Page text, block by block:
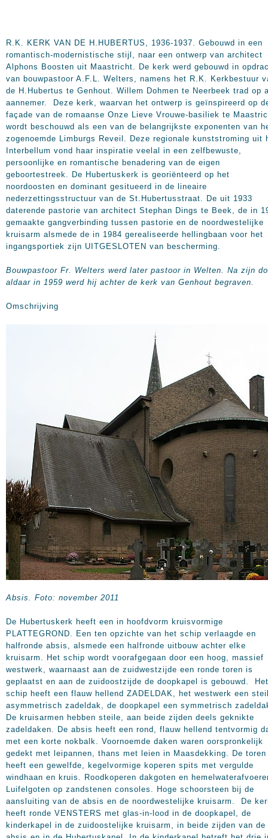
R.K. KERK VAN DE H.HUBERTUS, 1936-1937. Gebouwd in een
romantisch-modernistische stijl, naar een ontwerp van architect
Alphons Boosten uit Maastricht. De kerk werd gebouwd in
van bouwpastoor A.F.L. Welters, namens het R.K. Kerkbestuur
de H.Hubertus te Genhout. Willem Dohmen te Neerbeek trad op
aannemer. Deze kerk, waarvan het ontwerp is geïnspireerd op
façade van de romaanse Onze Lieve Vrouwe-basiliek te
wordt beschouwd als een van de belangrijkste exponenten van
zogenoemde Limburgs Reveil. Deze regionale kunststroming uit
Interbellum vond haar inspiratie veelal in een zelfbewuste,
persoonlijke en romantische benadering van de eigen
geboortestreek. De Hubertuskerk is georiënteerd op het
noordoosten en dominant gesitueerd in de lineaire
nederzettingsstructuur van de St.Hubertusstraat. De uit 1933
daterende pastorie van architect Stephan Dings te Beek, de in
gemaakte gangverbinding tussen pastorie en de noordwestelijke
kruisarm alsmede de in 1984 gerealiseerde hellingbaan voor het
ingangsportiek zijn UITGESLOTEN van bescherming.
Bouwpastoor Fr. Welters werd later pastoor in Welten. Na zijn
aldaar in 1959 werd hij achter de kerk van Genhout begraven.
Omschrijving
Absis. Foto: november 2011
De Hubertuskerk heeft een in hoofdvorm kruisvormige PLATTEGROND. Een ten opzichte van het schip verlaagde en halfronde absis, alsmede een halfronde uitbouw achter elke kruisarm. Het schip wordt voorafgegaan door een hoog, massief westwerk, waarnaast aan de zuidwestzijde een ronde toren is geplaatst en aan de zuidoostzijde de doopkapel is gebouwd. Het schip heeft een flauw hellend ZADELDAK, het westwerk een steil asymmetrisch zadeldak, de doopkapel een symmetrisch zadeldak. De kruisarmen hebben steile, aan beide zijden deels geknikte zadeldaken. De absis heeft een rond, flauw hellend tentvormig dak, met een korte nokbalk. Voornoemde daken waren oorspronkelijk gedekt met leipannen, thans met leien in Maasdekking. De toren heeft een gewelfde, kegelvormige koperen spits met vergulde windhaan en kruis. Roodkoperen dakgoten en hemelwaterafvoeren. Luifelgoten op zandstenen consoles. Hoge schoorsteen bij de aansluiting van de absis en de noordwestelijke kruisarm. De kerk heeft ronde VENSTERS met glas-in-lood in de doopkapel, de kinderkapel in de zuidoostelijke kruisarm, in beide zijden van de absis en in de Hubertuskapel. In de kinderkapel betreft het drie in elkaar geschoven ronde vensters met betonnen traceringen. Hoge, rondboogvormige vensters met glas-in-lood in de absis, in de halfronde uitbouwen van de kruisarmen en in het westwerk. Rondboogvormige galmgaten in de toren. Rechthoekige houten vensters met kleine roedeverdeling in de sacristieën in de noordwestelijke kruisarm. In de eerste laag drie rechthoekige, verticaal ingedeelde houten vensterkozijnen met twaalfruits roedeverdeling per glaspaneel, in de tweede laag drie rechthoekige, twaalfruits houten vensters. Een rechthoekig houten twaalfruits venster in de voormalige jongenssacristie. Houten, uit rabatdelen opgebouwde teakhouten buitenDEUREN met gesmede beslagen, rondboogvormig in het hoofdingangsportiek en rechthoekig in de zij-ingangen. Funderingen en kerkvloeren in gewapend STAMPBETON. Zangkoor, de ringbalken van de toren en de ontlastingsbogen in gewapend beton. Gewelven van steengaas in cementspecie. De kerkvloeren zijn belegd met Noorse leisteen. Houten sacristievloeren. Rustica plint en overstekconsoles in Franse zandsteen. Opgaand metselwerk van exterieur en interieur van in Beek vervaardigde harde, gele BAKSTEEN met grijs-wit voegwerk. Metselwerk in Vlaams verband. Het kerkportiek is grofvol gevoegd en heeft een grof gepleisterd plafond. De overige gevels zijn platvol gevoegd. Uitwendig heeft de kerk een LENGTE van 41 meter, de BREEDTE van het schip, met 300 zitplaatsen, is 13 meter, die van het transept 30 meter. De inwendige HOOGTE tot in de gewelven is 15 meter. Het hoge WESTWERK heeft een centraal geplaatst ingangsportiek, toegankelijk via twee rondbogen met drievoudige rollaag. Vóór de bakstenen kolom, die beide rondbogen draagt, werd in 1955 op een zandstenen console het Hubertusbeeld met hert geplaatst. Dit beeld, uitgevoerd in Duitse tufsteen, werd vervaardigd door Frans Timmermans. Vóór het portiek een drietal traptreden. Centraal in het portiek een rondboogvormige, dubbele houten ingangsdeur met beslag onder een viervoudige rollaag. In de rechter zijwand van het portiek de rondboogvormige houten deur met beslag, welke toegang geeft tot het tochtportaal. In de linker zijwand een rondboogvormige vensternis met vitrinekast. Boven laatstgenoemde deur en de vensternis een drievoudige rollaag. De vlakke zoldering van het portiek is grof gepleisterd. Centraal in de gevel boven het ingangsportiek een verdiept geplaatst rondboogvormig stalen glas-in-loodvenster. Hoog onder het aanzienlijke dakoverstek een reeks van vijf rondboogvormige gevelopeningen, waarachter de zoldering van het westwerk boven de gewelven. Aan de noordwestzijde van het westwerk bevindt zich een uitbouw onder lessenaarsdak, die de hoogte van de kruisarmen overstijgt. Vlak boven de plint het verdiept geplaatste stalen raam met glas-in-lood van de Hubertuskapel. Op de gevelhoek is de plint uitgebouwd tot een kleine steunbeer. Hoger op de gevelhoek is de gedenksteen geplaatst, gebeeldhouwd door de Maastrichtenaar Charles Vos in de vorm van een Christus-figuur. De gedenksteen draagt als onderschrift "Christus Zelf is de hoeksteen" en werd op 15 september 1936 geplaatst. De luifelgoot van het lessenaarsdak wordt gesteund door een zandstenen console. Achter deze uitbouw is de ronde HOEKTOREN geplaatst. Vlak boven de plint van de toren heeft de Hubertuskapel een verdiept geplaatst, rondboogvormig stalen venster met glas-in-lood. Hoog in de gevel, vlak onder het overstek van de torenspits, bevindt zich het uurwerk, alsmede twee maal twee gekoppelde galmgaten met galmborden. Bovendien is de torenspits onder het overstek rondom voorzien van galmborden. Een klein rechthoekig trappenhuisvenster. Verscholen achter de nok van het westwerk een rondboogvormig houten luik. Aan de zuidoostzijde van het westwerk bevindt zich de DOOPKAPEL, met een in vergelijking tot de kruisarmen lagere nokhoogte. Deze kapel heeft in de zijgevel een verdiept geplaatst rond stalen venster met glas-in-lood. In de beide lange GEVELZIJDEN van het schip bevinden zich vijf hoge, rondboogvormige glas-in-loodvensters. Deze zijn verdiept geplaatst in afgeschuinde vensterlijsten met afgeschuinde dorpels, waaronder kleine steunberen. Beide KRUISARMEN hebben een rechthoekige teakhouten toegangsdeur met beslag, waarboven een geknikt dakdeel ondersteund door een kolom op een lage zandstenen borstwering. De deur is bereikbaar via drie traptreden. In de oksel van kruisarmen en schip een afgeschuind uitbouwtje met een segmentboogvormig glas-in-lood venster. Hierboven wederom een geknikt dakdeel. De ronde uitbouwen aan de achtergevels van beide kruisarmen hebben twee ronde, verdiept geplaatste glas-in-loodvensters. De noordwestelijke kruisarm heeft naast deze uitbouw een rechthoekig houten venster met twaalfruits roedeverdeling. In de lange zijgevel van deze kruisarm telt de eerste laag drie rechthoekige, verticaal ingedeelde houten sacristievensters met twaalfruits roedeverdeling per glaspaneel, alsmede een rond glas-in-loodvenster, dat vanuit het schip zichtbaar is; in de tweede laag drie rechthoekige houten twaalfruits vensters. Drukboogjes boven de rollagen van de sacristievensters welke zijn voorzien koperen dorpelbekleding. De zuidoostelijke kruisarm heeft in de lange zijgevel drie in elkaar geschoven ronde glas-in-loodvensters met betonnen tracering. De halfrond uitgebouwd ABSIS telt vijf verdiept geplaatste, rondboogvormige glas-in-loodvensters, waaronder korte, vlakke steunberen. Verder heeft de absis aan weerszijden van het koor ronde glas-in-loodvensters, een reeks gevelopeningen onder het dakoverstek en enkele waterspuwers. De Hubertuskerk is een EENBEUKIGE KRUISKERK met zeven kruisribgewelven in het schip. Deze gewelven zijn uitgevoerd in gaassteen en steunen op zandstenen consoles. Aan beide zijden van het schip bevindt zich één biechtstoel. De kruisarmen werden respectievelijk ingericht als sacristie en als kinderkapel. De kinderkapel heeft geen gewelf. De plafondvorm komt overeen met de zadeldakvorm van de kruisarm. Tussen schip en kinderkapel een grote ronde scheiboog. Achter het in de absis op een verhoog geplaatste hoofdaltaar bevindt zich een kooromgang met zeven rondbogen. De absis heeft een koepelgewelf. Het natuurstenen hoofdaltaar werd ontworpen door architect Boosten en uitgevoerd door de fa. Laudy te Sittard. Het zangkoor beslaat de gehele breedte van het schip. Onder het zangkoor bevinden zich de ingangsportalen. De Hubertuskapel onder de toren alsmede de ingangsportalen hebben een vlakke zoldering, de doopkapel een tongewelf. De rondboogvormige vensterlijsten zijn trapsgewijs uitgemetseld en hebben afgeschuinde dorpels. Oorspronkelijke, door Boosten ontworpen kerkbanken op houten vlonders. Open gevoegde, zwarte plinten. In het rijke INTERIEUR zijn onder meer van belang het antependium in opaline van Max Weiss, ca. 1940; het door architectenbureau Boosten ontworpen doopvont in Franse kalksteen met gebronsd koperen deksel, 1951, voorzien van vier reliëfs op de zuiltrommel van de hand van Charles Vos. De ronde vont werd vervaardigd door de firma Laudy te Sittard; geglazuurde keramische kruiswegstaties, Charles Vos, ca. 1939; een geglazuurd kleien Jozefbeeld, Charles Vos, 1951; muurschilderingen van Charles Eyck, ca. 1940, in de absis (verrezen Christus, de geboorte, de doop in de Jordaan, 1200 cm x 1200 cm), de sacramentskapel (twee engelen, 400 x 150 cm), de gewelven van het schip (de 12 apostelen en de 4 evangelisten, 400 vierkante meter). Tal van figuren werden geportretteerd naar voorbeeld van door Eyck gewaardeerde personen; gebrandschilderde ramen van Joep Nicolas, XXb en 1937-1938, waarvan drie in de kooromgang, één in de schipwand, een rozetraam in de doopkapel en drie in elkaar geschoven ronde ramen in de kinderkapel; een gebrandschilderd raam van de H.Hubertus in de Hubertuskapel, in 1937 vervaardigd door Henri Jonas en geschonken door architect Alphons Boosten; het door J. Stassen ontworpen en door atelier Felix te Maastricht vervaardigde glas-in-loodvenster in de Hubertuskapel, in 1992 geplaatst bij gelegenheid van het 25-jarig priesterfeest van pastoor Van Oss; drie gebrandschilderde ramen van Jef Scheffers, 1938, bij de sacristie en de kinderkapel; in het schip twee gebrandschilderde ramen van Charles Eyck, 1940, met voorstellingen van de heiligen Willibrordus en Bonifacius; twee gebrandschilderde ramen bij de zijingang van de kerk van Yvonne Tripels, ca. 1940; een gebrandschilderd raam met een voorstelling van pastoor van Ars, Jacq. Verheyen, 1951; gebrandschilderde ramen met respectievelijke voorstellingen van de heiligen Jozef en Isidorus, Max Weiss, ca. 1952; een gebrandschilderd Ceciliaraam boven het zangkoor, Gis¿le Waterschoot van der Gracht, XXc; een Mariatriptiek, Henri Jonas, 1938; een Duits eikenhouten kruisbeeld achter het altaar, XIX; een gedeelte van een eikenhouten